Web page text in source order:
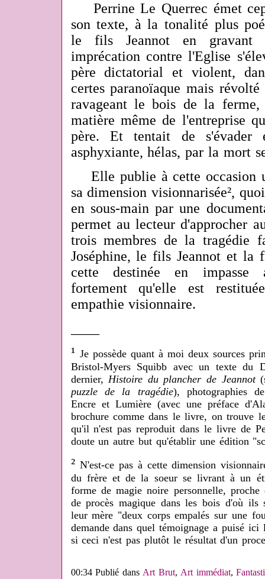
Perrine Le Querrec émet
son texte, à la tonalité plus
le fils Jeannot en gravant
imprécation contre l'Eglise
père dictatorial et violent,
certes paranoïaque mais
ravageant le bois de la ferme,
matière même de l'entreprise
père. Et tentait de
asphyxiante, hélas, par la mort
Elle publie à cette occasion
sa dimension visionnarisée²,
en sous-main par une
permet au lecteur d'approcher
trois membres de la tragédie
Joséphine, le fils Jeannot et la
cette destinée en impasse
fortement qu'elle est
empathie visionnaire.
¹ Je possède quant à moi deux sources
Bristol-Myers Squibb avec un texte du
dernier,Histoire du plancher de Jeannot
puzzle de la tragédie), photographies
Encre et Lumière (avec une préface
brochure comme dans le livre, on trouve
qu'il n'est pas reproduit dans le livre de
doute un autre but qu'établir une édition
²N'est-ce pas à cette dimension
du frère et de la soeur se livrant à un
forme de magie noire personnelle,
de procès magique dans les bois d'où ils
leur mère "deux corps empalés sur une
demande dans quel témoignage a puisé
si ceci n'est pas plutôt le résultat d'un
00:34 Publié dansArt Brut, Art immédiat,